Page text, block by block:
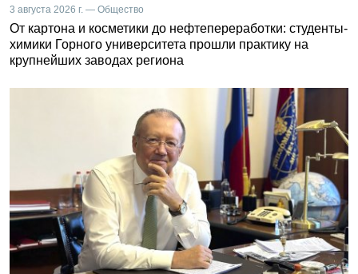
3 августа 2026 г. — Общество
От картона и косметики до нефтепереработки: студенты-
химики Горного университета прошли практику на
крупнейших заводах региона